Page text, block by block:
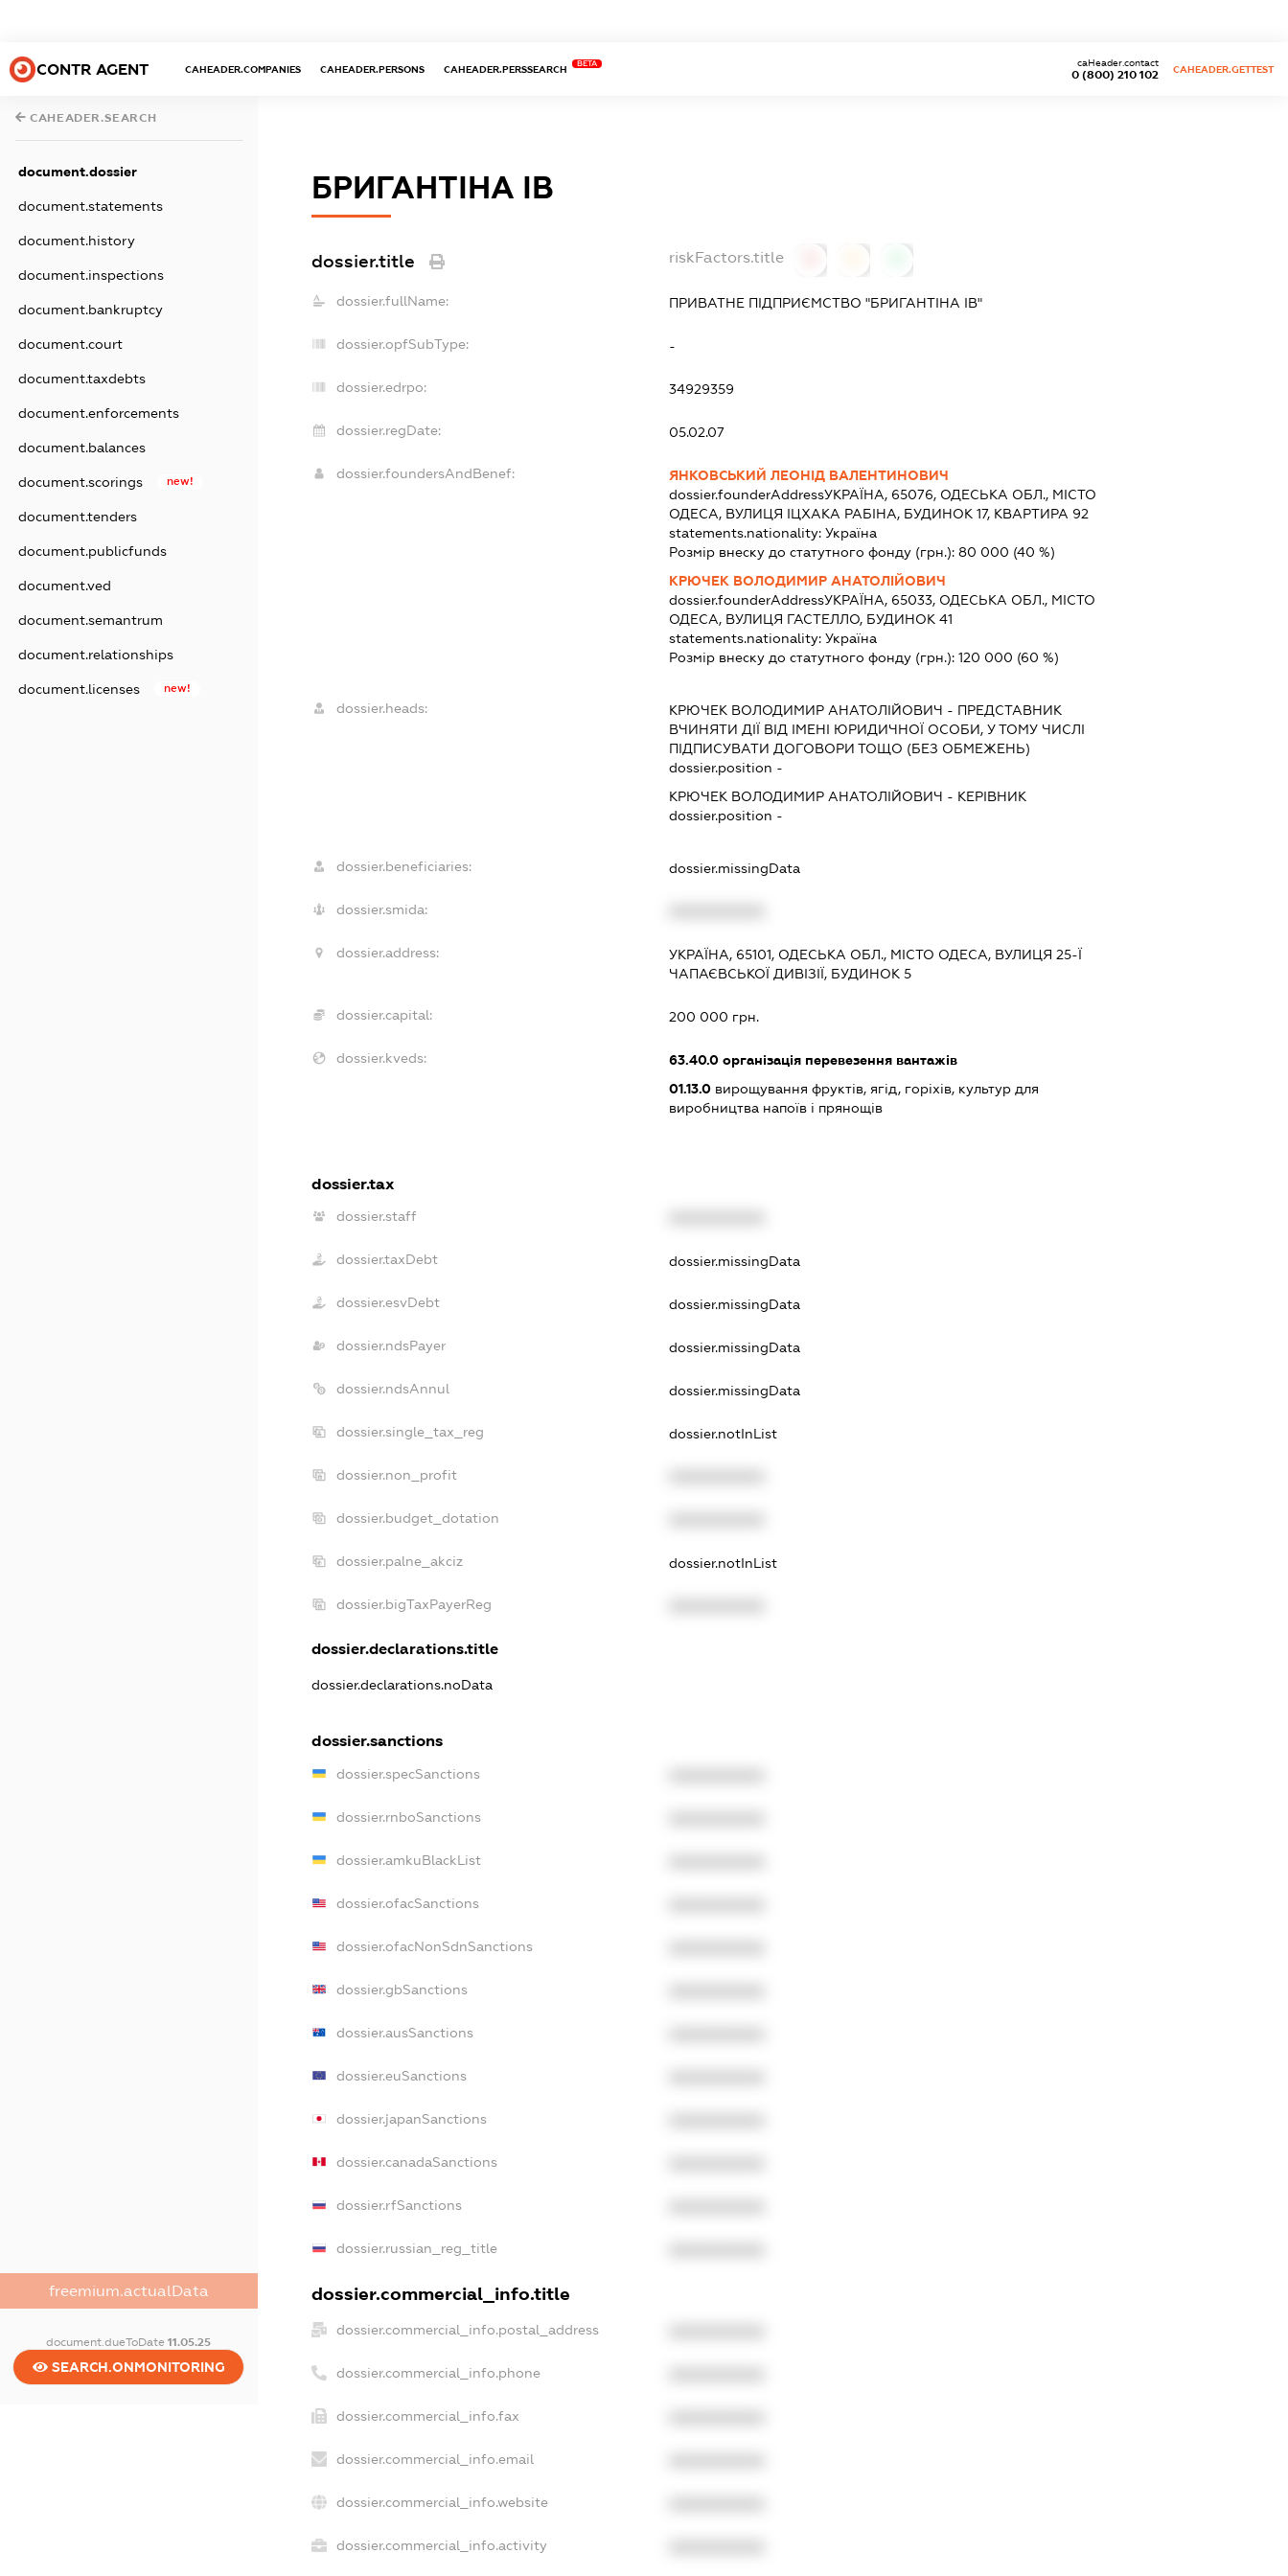
CONTR AGENT CAHEADER.COMPANIES CAHEADER.PERSONS CAHEADER.PERSSEARCH
BETA
0 (800) 210 102
caHeader.contact
CAHEADER.GETTEST
CAHEADER.SEARCH
document.dossier
document.statements
document.history
document.inspections
document.bankruptcy
document.court
document.taxdebts
document.enforcements
document.balances
document.scorings new!
document.tenders
document.publicfunds
document.ved
document.semantrum
document.relationships
document.licenses new!
freemium.actualData
document.dueToDate11.05.25
SEARCH.ONMONITORING
БРИГАНТІНА ІВ
dossier.title riskFactors.title
dossier.fullName: ПРИВАТНЕ ПІДПРИЄМСТВО "БРИГАНТІНА ІВ"
dossier.opfSubType: -
dossier.edrpo: 34929359
dossier.regDate: 05.02.07
dossier.foundersAndBenef:
ЯНКОВСЬКИЙ ЛЕОНІД ВАЛЕНТИНОВИЧ
dossier.founderAddressУКРАЇНА, 65076, ОДЕСЬКА ОБЛ., МІСТО
ОДЕСА, ВУЛИЦЯ ІЦХАКА РАБІНА, БУДИНОК 17, КВАРТИРА 92
statements.nationality: Україна
Розмір внеску до статутного фонду (грн.): 80 000 (40 %)
КРЮЧЕК ВОЛОДИМИР АНАТОЛІЙОВИЧ
dossier.founderAddressУКРАЇНА, 65033, ОДЕСЬКА ОБЛ., МІСТО
ОДЕСА, ВУЛИЦЯ ГАСТЕЛЛО, БУДИНОК 41
statements.nationality: Україна
Розмір внеску до статутного фонду (грн.): 120 000 (60 %)
dossier.heads: КРЮЧЕК ВОЛОДИМИР АНАТОЛІЙОВИЧ - ПРЕДСТАВНИК
ВЧИНЯТИ ДІЇ ВІД ІМЕНІ ЮРИДИЧНОЇ ОСОБИ, У ТОМУ ЧИСЛІ
ПІДПИСУВАТИ ДОГОВОРИ ТОЩО (БЕЗ ОБМЕЖЕНЬ)
dossier.position -
КРЮЧЕК ВОЛОДИМИР АНАТОЛІЙОВИЧ - КЕРІВНИК
dossier.position -
dossier.beneficiaries: dossier.missingData
dossier.smida:
dossier.address:
УКРАЇНА, 65101, ОДЕСЬКА ОБЛ., МІСТО ОДЕСА, ВУЛИЦЯ 25-Ї
ЧАПАЄВСЬКОЇ ДИВІЗІЇ, БУДИНОК 5
dossier.capital: 200 000 грн.
dossier.kveds: 63.40.0організація перевезення вантажів
01.13.0вирощування фруктів, ягід, горіхів, культур для
виробництва напоїв і прянощів
dossier.tax
dossier.staff
dossier.taxDebt dossier.missingData
dossier.esvDebt dossier.missingData
dossier.ndsPayer dossier.missingData
dossier.ndsAnnul dossier.missingData
dossier.single_tax_reg dossier.notInList
dossier.non_profit
dossier.budget_dotation
dossier.palne_akciz dossier.notInList
dossier.bigTaxPayerReg
dossier.declarations.title
dossier.declarations.noData
dossier.sanctions
dossier.specSanctions
dossier.rnboSanctions
dossier.amkuBlackList
dossier.ofacSanctions
dossier.ofacNonSdnSanctions
dossier.gbSanctions
dossier.ausSanctions
dossier.euSanctions
dossier.japanSanctions
dossier.canadaSanctions
dossier.rfSanctions
dossier.russian_reg_title
dossier.commercial_info.title
dossier.commercial_info.postal_address
dossier.commercial_info.phone
dossier.commercial_info.fax
dossier.commercial_info.email
dossier.commercial_info.website
dossier.commercial_info.activity